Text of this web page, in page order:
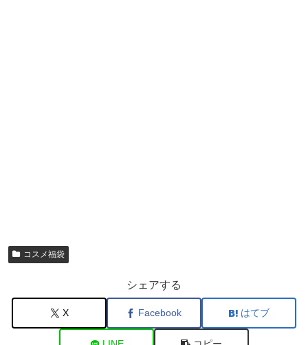
コスメ福袋
シェアする
X Facebook はてブ